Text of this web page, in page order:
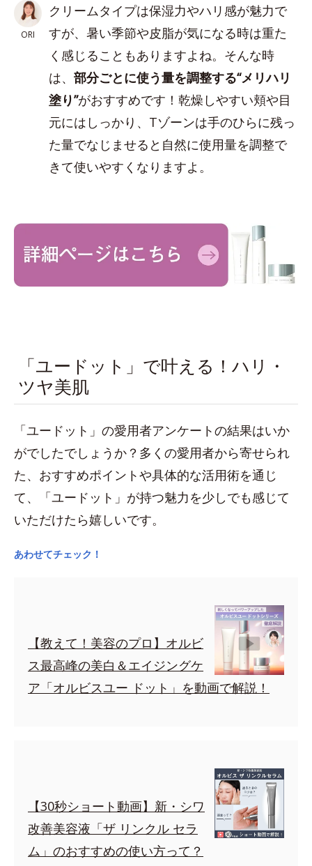
ORI
クリームタイプは保湿力やハリ感が魅力で
すが、暑い季節や皮脂が気になる時は重た
く感じることもありますよね。そんな時
は、 部分ごとに使う量を調整する“メリハリ
塗り”がおすすめです！乾燥しやすい頬や目
元にはしっかり、Tゾーンは手のひらに残っ
た量でなじませると自然に使用量を調整で
きて使いやすくなりますよ。
「ユードット」で叶える！ハリ・
ツヤ美肌
「ユードット」の愛用者アンケートの結果はいか
がでしたでしょうか？多くの愛用者から寄せられ
た、おすすめポイントや具体的な活用術を通じ
て、「ユードット」が持つ魅力を少しでも感じて
いただけたら嬉しいです。
あわせてチェック！
【教えて！美容のプロ】オルビ
ス最高峰の美白＆エイジングケ
ア「オルビスユー ドット」を動画で解説！
【30秒ショート動画】新・シワ
改善美容液「ザ リンクル セラ
ム」のおすすめの使い方って？